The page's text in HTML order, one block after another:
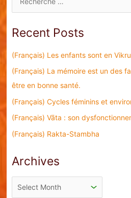
e
r
c
h
f
o
Recent Posts
(Français) Les enfants sont en
(Français) La mémoire est un des
être en bonne santé.
(Français) Cycles féminins et
(Français) Vāta : son
(Français) Rakta-Stambha
Archives